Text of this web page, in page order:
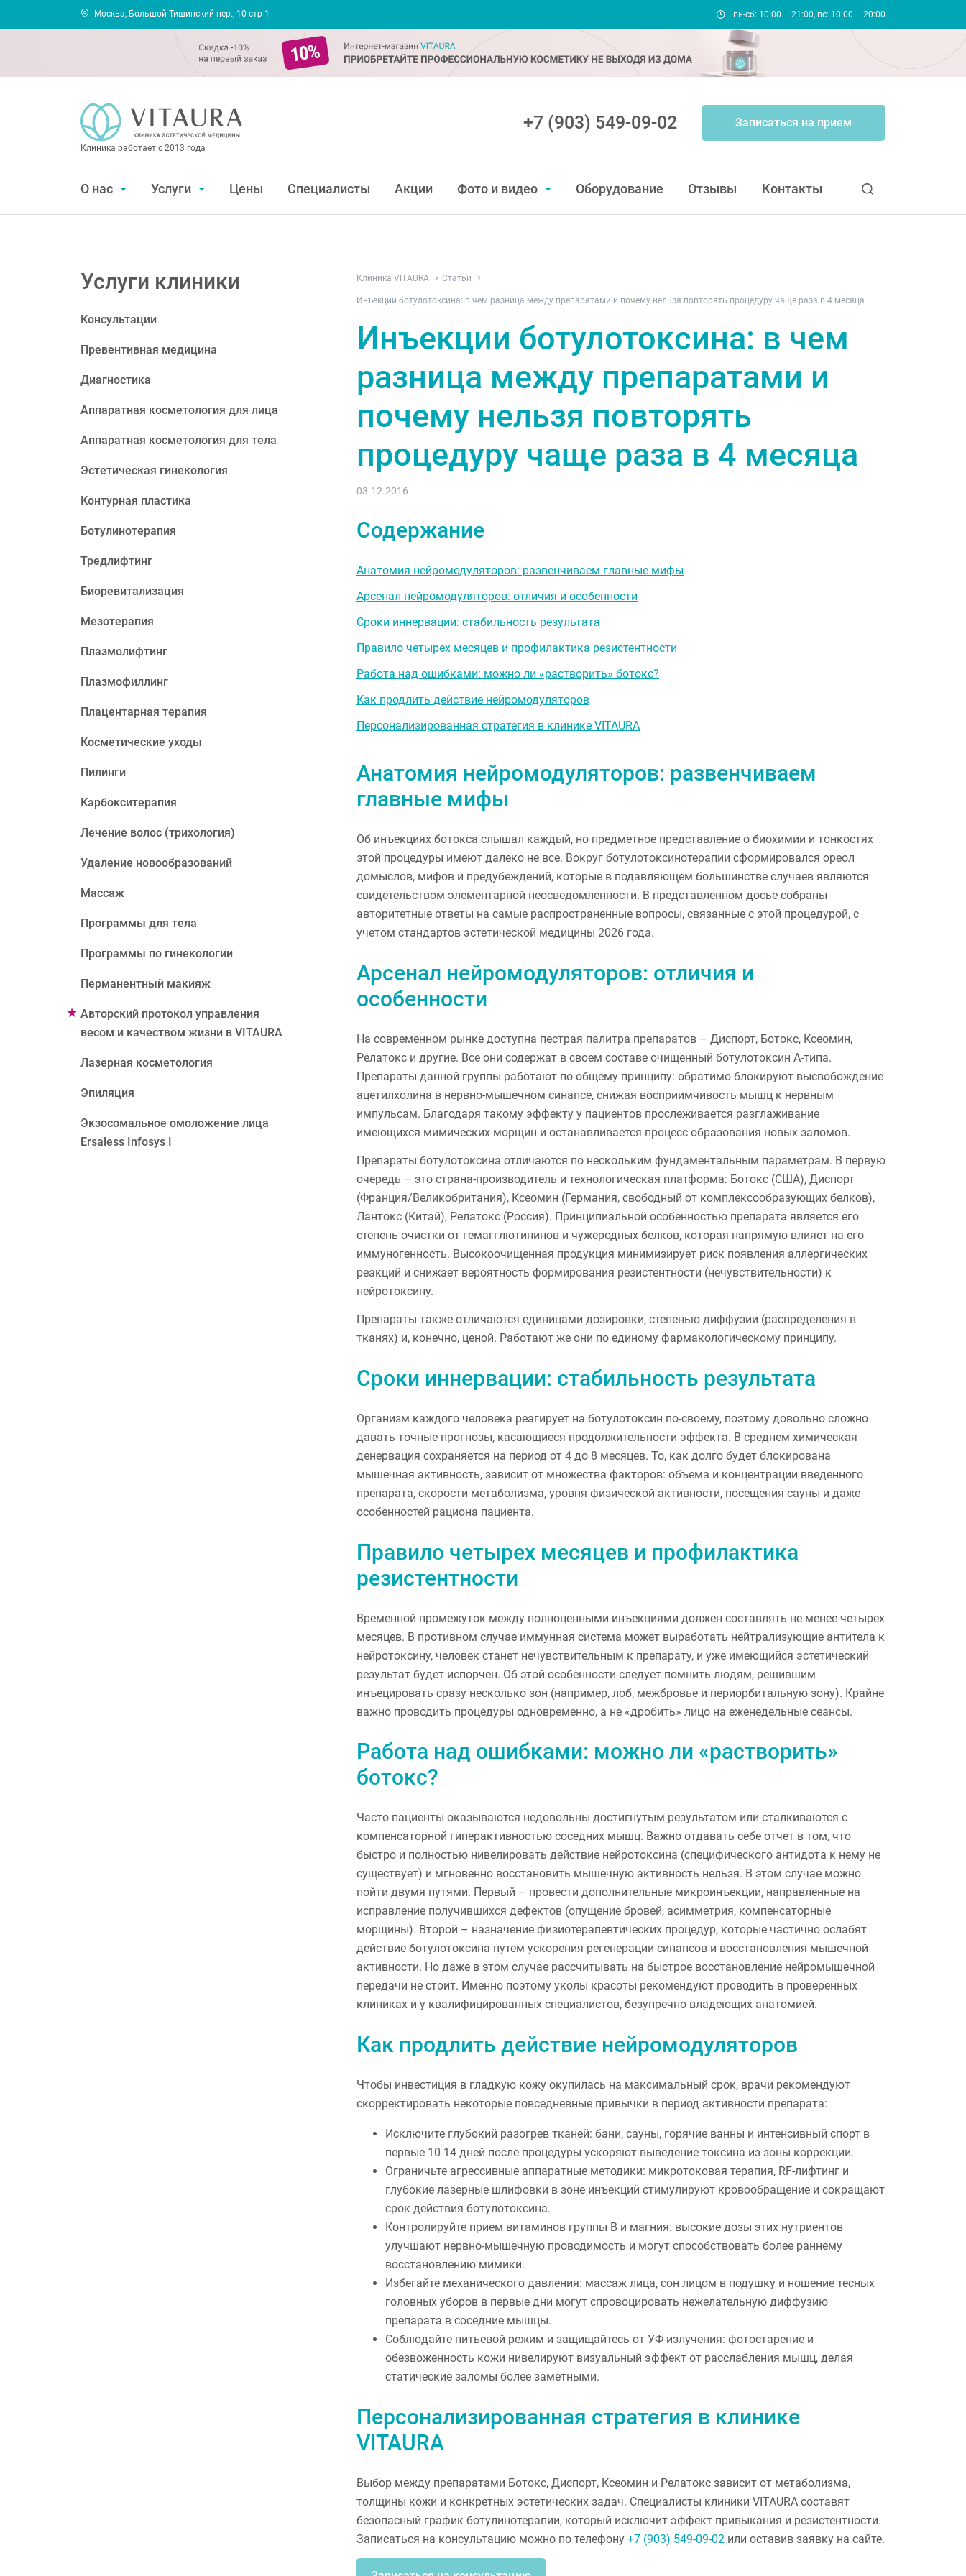
Москва, Большой Тишинский пер., 10 стр 1 пн-сб: 10:00 – 21:00, вс: 10:00 – 20:00
+7 (903) 549-09-02 Записаться на прием
Клиника работает с 2013 года
О нас Услуги Цены Специалисты Акции Фото и видео Оборудование Отзывы Контакты
Клиника VITAURA Статьи
Инъекции ботулотоксина: в чем разница между препаратами и почему нельзя повторять процедуру чаще раза в 4 месяца
Инъекции ботулотоксина: в чем
разница между препаратами и
почему нельзя повторять
процедуру чаще раза в 4 месяца
03.12.2016
Содержание
Анатомия нейромодуляторов: развенчиваем главные мифы
Арсенал нейромодуляторов: отличия и особенности
Сроки иннервации: стабильность результата
Правило четырех месяцев и профилактика резистентности
Работа над ошибками: можно ли «растворить» ботокс?
Как продлить действие нейромодуляторов
Персонализированная стратегия в клинике VITAURA
Анатомия нейромодуляторов: развенчиваем
главные мифы
Об инъекциях ботокса слышал каждый, но предметное представление о биохимии и тонкостях
этой процедуры имеют далеко не все. Вокруг ботулотоксинотерапии сформировался ореол
домыслов, мифов и предубеждений, которые в подавляющем большинстве случаев являются
свидетельством элементарной неосведомленности. В представленном досье собраны
авторитетные ответы на самые распространенные вопросы, связанные с этой процедурой, с
учетом стандартов эстетической медицины 2026 года.
Арсенал нейромодуляторов: отличия и
особенности
На современном рынке доступна пестрая палитра препаратов – Диспорт, Ботокс, Ксеомин,
Релатокс и другие. Все они содержат в своем составе очищенный ботулотоксин А-типа.
Препараты данной группы работают по общему принципу: обратимо блокируют высвобождение
ацетилхолина в нервно-мышечном синапсе, снижая восприимчивость мышц к нервным
импульсам. Благодаря такому эффекту у пациентов прослеживается разглаживание
имеющихся мимических морщин и останавливается процесс образования новых заломов.
Препараты ботулотоксина отличаются по нескольким фундаментальным параметрам. В первую
очередь – это страна-производитель и технологическая платформа: Ботокс (США), Диспорт
(Франция/Великобритания), Ксеомин (Германия, свободный от комплексообразующих белков),
Лантокс (Китай), Релатокс (Россия). Принципиальной особенностью препарата является его
степень очистки от гемагглютининов и чужеродных белков, которая напрямую влияет на его
иммуногенность. Высокоочищенная продукция минимизирует риск появления аллергических
реакций и снижает вероятность формирования резистентности (нечувствительности) к
нейротоксину.
Препараты также отличаются единицами дозировки, степенью диффузии (распределения в
тканях) и, конечно, ценой. Работают же они по единому фармакологическому принципу.
Сроки иннервации: стабильность результата
Организм каждого человека реагирует на ботулотоксин по-своему, поэтому довольно сложно
давать точные прогнозы, касающиеся продолжительности эффекта. В среднем химическая
денервация сохраняется на период от 4 до 8 месяцев. То, как долго будет блокирована
мышечная активность, зависит от множества факторов: объема и концентрации введенного
препарата, скорости метаболизма, уровня физической активности, посещения сауны и даже
особенностей рациона пациента.
Правило четырех месяцев и профилактика
резистентности
Временной промежуток между полноценными инъекциями должен составлять не менее четырех
месяцев. В противном случае иммунная система может выработать нейтрализующие антитела к
нейротоксину, человек станет нечувствительным к препарату, и уже имеющийся эстетический
результат будет испорчен. Об этой особенности следует помнить людям, решившим
инъецировать сразу несколько зон (например, лоб, межбровье и периорбитальную зону). Крайне
важно проводить процедуры одновременно, а не «дробить» лицо на еженедельные сеансы.
Работа над ошибками: можно ли «растворить»
ботокс?
Часто пациенты оказываются недовольны достигнутым результатом или сталкиваются с
компенсаторной гиперактивностью соседних мышц. Важно отдавать себе отчет в том, что
быстро и полностью нивелировать действие нейротоксина (специфического антидота к нему не
существует) и мгновенно восстановить мышечную активность нельзя. В этом случае можно
пойти двумя путями. Первый – провести дополнительные микроинъекции, направленные на
исправление получившихся дефектов (опущение бровей, асимметрия, компенсаторные
морщины). Второй – назначение физиотерапевтических процедур, которые частично ослабят
действие ботулотоксина путем ускорения регенерации синапсов и восстановления мышечной
активности. Но даже в этом случае рассчитывать на быстрое восстановление нейромышечной
передачи не стоит. Именно поэтому уколы красоты рекомендуют проводить в проверенных
клиниках и у квалифицированных специалистов, безупречно владеющих анатомией.
Как продлить действие нейромодуляторов
Чтобы инвестиция в гладкую кожу окупилась на максимальный срок, врачи рекомендуют
скорректировать некоторые повседневные привычки в период активности препарата:
Исключите глубокий разогрев тканей: бани, сауны, горячие ванны и интенсивный спорт в
первые 10-14 дней после процедуры ускоряют выведение токсина из зоны коррекции.
Ограничьте агрессивные аппаратные методики: микротоковая терапия, RF-лифтинг и
глубокие лазерные шлифовки в зоне инъекций стимулируют кровообращение и сокращают
срок действия ботулотоксина.
Контролируйте прием витаминов группы В и магния: высокие дозы этих нутриентов
улучшают нервно-мышечную проводимость и могут способствовать более раннему
восстановлению мимики.
Избегайте механического давления: массаж лица, сон лицом в подушку и ношение тесных
головных уборов в первые дни могут спровоцировать нежелательную диффузию
препарата в соседние мышцы.
Соблюдайте питьевой режим и защищайтесь от УФ-излучения: фотостарение и
обезвоженность кожи нивелируют визуальный эффект от расслабления мышц, делая
статические заломы более заметными.
Персонализированная стратегия в клинике
VITAURA
Выбор между препаратами Ботокс, Диспорт, Ксеомин и Релатокс зависит от метаболизма,
толщины кожи и конкретных эстетических задач. Специалисты клиники VITAURA составят
безопасный график ботулинотерапии, который исключит эффект привыкания и резистентности.
Записаться на консультацию можно по телефону +7 (903) 549-09-02 или оставив заявку на сайте.
Услуги клиники
Консультации
Превентивная медицина
Диагностика
Аппаратная косметология для лица
Аппаратная косметология для тела
Эстетическая гинекология
Контурная пластика
Ботулинотерапия
Тредлифтинг
Биоревитализация
Мезотерапия
Плазмолифтинг
Плазмофиллинг
Плацентарная терапия
Косметические уходы
Пилинги
Карбокситерапия
Лечение волос (трихология)
Удаление новообразований
Массаж
Программы для тела
Программы по гинекологии
Перманентный макияж
Авторский протокол управления
весом и качеством жизни в VITAURA
Лазерная косметология
Эпиляция
Экзосомальное омоложение лица
Ersaless Infosys I